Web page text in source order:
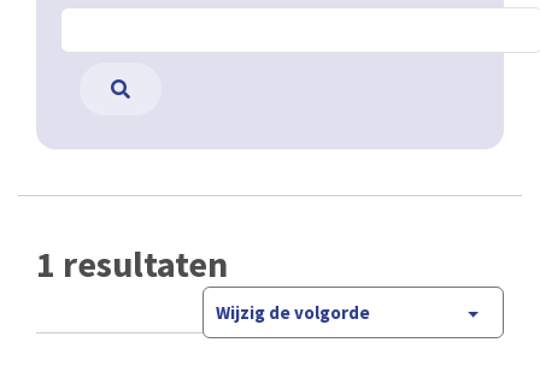
1 resultaten
Wijzig de volgorde